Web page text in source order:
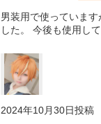
男装用で使っていま
した。 今後も使用し
2024年10月30日投稿